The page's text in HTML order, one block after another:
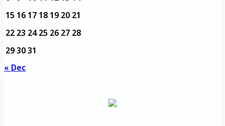
15161718192021
22232425262728
293031
« Dec